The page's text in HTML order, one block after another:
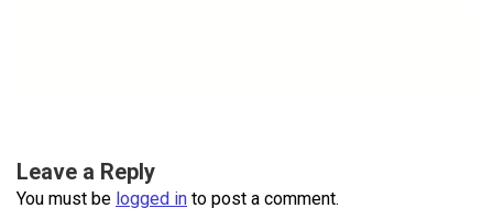
Leave a Reply
You must be logged in to post a comment.